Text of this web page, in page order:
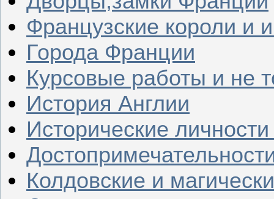
Французские короли и
Города Франции
Курсовые работы и не
История Англии
Исторические
Колдовские и